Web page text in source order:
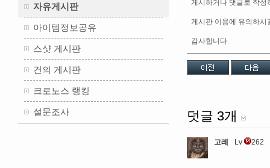
자유게시판
아이템정보공유
스샷 게시판
건의 게시판
크로노스 랭킹
설문조사
게시하거나 댓글로 작성
게시판 이용에 유의하시
감사합니다.
덧글 3개
고레 Lv 262